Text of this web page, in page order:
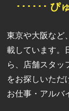
･･････ ぴ
東京や大阪など
載しています。
ら、店舗スタッ
をお探しいただ
お仕事・アルバ